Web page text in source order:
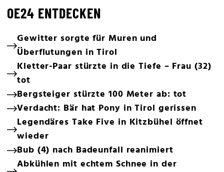
OE24 ENTDECKEN
Gewitter sorgte für Muren und
Überflutungen in Tirol
Kletter-Paar stürzte in die Tiefe – Frau (32)
tot
Bergsteiger stürzte 100 Meter ab: tot
Verdacht: Bär hat Pony in Tirol gerissen
Legendäres Take Five in Kitzbühel öffnet
wieder
Bub (4) nach Badeunfall reanimiert
Abkühlen mit echtem Schnee in der